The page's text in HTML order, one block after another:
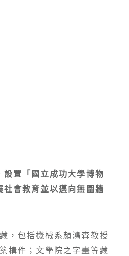
置「國立成功大學博物
會教育並以邁向無圍牆
，包括機械系顏鴻森教授
構件；文學院之字畫等藏